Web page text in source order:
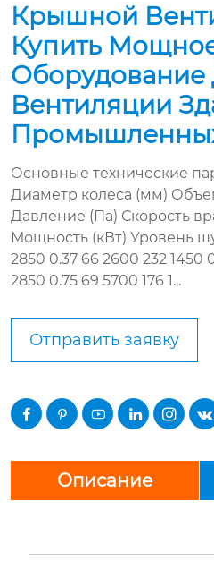
Крышной
Купить
Оборудование
Вентиляции
Основные технические
Диаметр колеса (мм)
Давление (Па) Скорость
Мощность (кВт) Уровень
2850 0.37 66 2600 232 1450
2850 0.75 69 5700 176 1...
Отправить заявку
     
Описание